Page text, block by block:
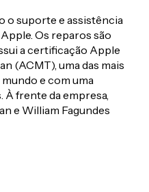
o suporte e assistência
Os reparos são
a certificação Apple
(ACMT), uma das mais
e com uma
À frente da empresa,
e William Fagundes